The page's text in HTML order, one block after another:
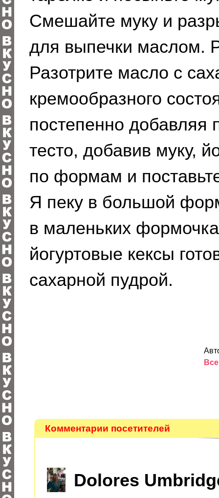
Смешайте муку и
для выпечки маслом.
Разотрите масло с
кремообразного
постепенно добавляя
тесто, добавив муку,
по формам и
Я пеку в большой
в маленьких
йогуртовые кексы
сахарной пудрой.
Комментарии посетителей
Dolores